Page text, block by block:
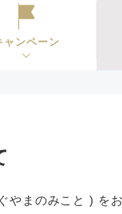
ャンペーン
まのみこと ) を